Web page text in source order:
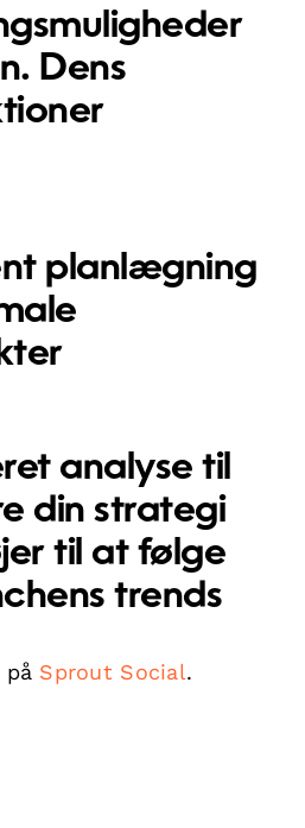
Dens
planlægning
analyse til
din strategi
til at følge
trends
på Sprout Social.